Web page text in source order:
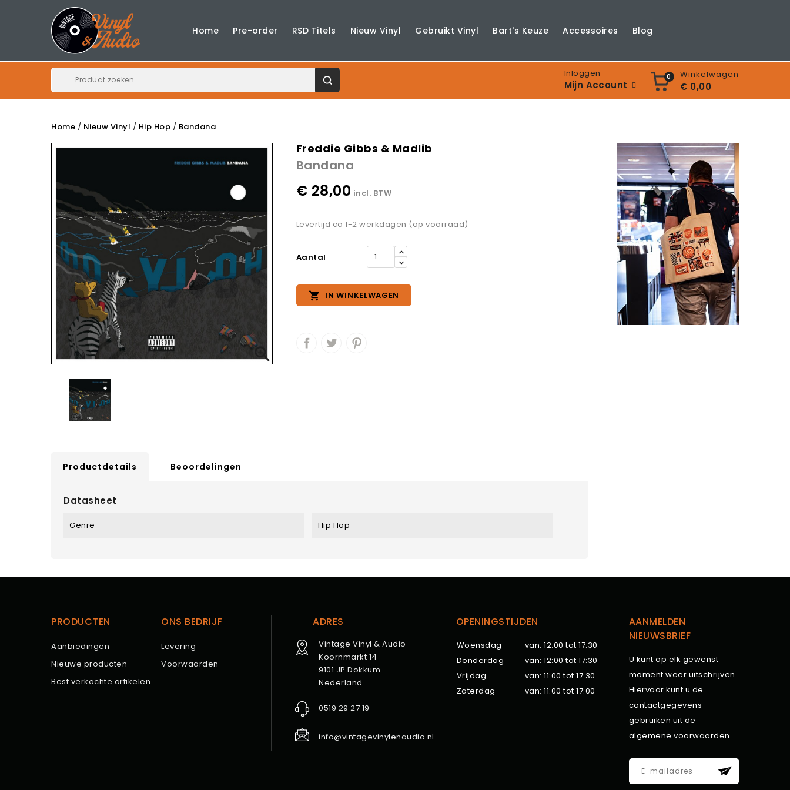
Home Pre-order RSD Titels Nieuw Vinyl Gebruikt Vinyl Bart's Keuze Accessoires Blog
0 Winkelwagen
€ 0,00
Inloggen
Mijn Account
Home Nieuw Vinyl Hip Hop Bandana

Freddie Gibbs & Madlib
Bandana
€ 28,00 incl. BTW
Levertijd ca 1-2 werkdagen (op voorraad)
Aantal
 IN WINKELWAGEN
Productdetails Beoordelingen
Datasheet
Genre Hip Hop
PRODUCTEN
Aanbiedingen
Nieuwe producten
Best verkochte artikelen
ONS BEDRIJF
Levering
Voorwaarden
ADRES
Vintage Vinyl & Audio
Koornmarkt 14
9101 JP Dokkum
Nederland
0519 29 27 19
info@vintagevinylenaudio.nl
OPENINGSTIJDEN
Woensdag
van: 12:00 tot 17:30
Donderdag
van: 12:00 tot 17:30
Vrijdag
van: 11:00 tot 17:30
Zaterdag
van: 11:00 tot 17:00
AANMELDEN
NIEUWSBRIEF
U kunt op elk gewenst
moment weer uitschrijven.
Hiervoor kunt u de
contactgegevens
gebruiken uit de
algemene voorwaarden.